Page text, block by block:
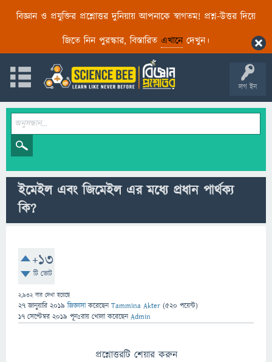
বিজ্ঞান ও প্রযুক্তির প্রশ্নোত্তর দুনিয়ায় আপনাকে স্বাগতম! প্রশ্ন-উত্তর দিয়ে
জিতে নিন পুরস্কার, বিস্তারিত এখানেদেখুন।
লগ ইন
ইমেইল এবং জিমেইল এর মধ্যে প্রধান পার্থক্য
কি?
+13
টি ভোট
2,932বার দেখা হয়েছে
27 জানুয়ারি 2019 জিজ্ঞাসাকরেছেনTammina Akter (520 পয়েন্ট)
17 সেপ্টেম্বর 2019 পূনঃরায় খোলা করেছেনAdmin
প্রশ্নোত্তরটি শেয়ার করুন